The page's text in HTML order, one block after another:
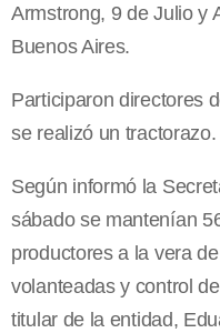
Armstrong, 9 de Julio y
Buenos Aires.
Participaron directores
se realizó un tractorazo.
Según informó la
sábado se mantenían
productores a la vera
volanteadas y control
titular de la entidad,